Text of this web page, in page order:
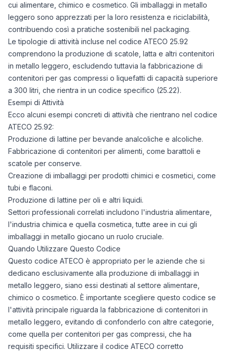
cui alimentare, chimico e cosmetico. Gli imballaggi in metallo
leggero sono apprezzati per la loro resistenza e riciclabilità,
contribuendo così a pratiche sostenibili nel packaging.
Le tipologie di attività incluse nel codice ATECO 25.92
comprendono la produzione di scatole, latta e altri contenitori
in metallo leggero, escludendo tuttavia la fabbricazione di
contenitori per gas compressi o liquefatti di capacità superiore
a 300 litri, che rientra in un codice specifico (25.22).
Esempi di Attività
Ecco alcuni esempi concreti di attività che rientrano nel codice
ATECO 25.92:
Produzione di lattine per bevande analcoliche e alcoliche.
Fabbricazione di contenitori per alimenti, come barattoli e
scatole per conserve.
Creazione di imballaggi per prodotti chimici e cosmetici, come
tubi e flaconi.
Produzione di lattine per oli e altri liquidi.
Settori professionali correlati includono l'industria alimentare,
l'industria chimica e quella cosmetica, tutte aree in cui gli
imballaggi in metallo giocano un ruolo cruciale.
Quando Utilizzare Questo Codice
Questo codice ATECO è appropriato per le aziende che si
dedicano esclusivamente alla produzione di imballaggi in
metallo leggero, siano essi destinati al settore alimentare,
chimico o cosmetico. È importante scegliere questo codice se
l'attività principale riguarda la fabbricazione di contenitori in
metallo leggero, evitando di confonderlo con altre categorie,
come quella per contenitori per gas compressi, che ha
requisiti specifici. Utilizzare il codice ATECO corretto